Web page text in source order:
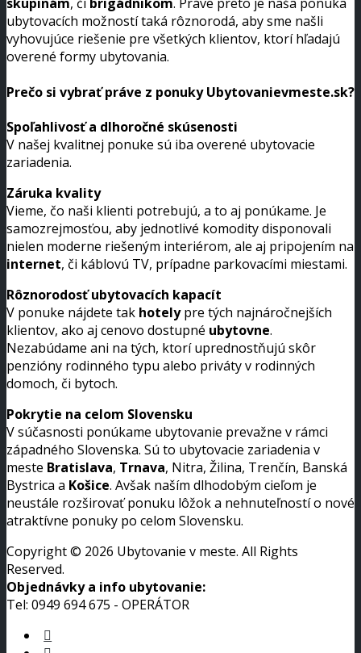
ubytovacích možností taká rôznorodá, aby sme našli
vyhovujúce riešenie pre všetkých klientov, ktorí hľadajú
overené formy ubytovania.
Prečo si vybrať práve z ponuky Ubytovanievmeste.sk?
Spoľahlivosť a dlhoročné skúsenosti
V našej kvalitnej ponuke sú iba overené ubytovacie
zariadenia.
Záruka kvality
Vieme, čo naši klienti potrebujú, a to aj ponúkame. Je
samozrejmosťou, aby jednotlivé komodity disponovali
nielen moderne riešeným interiérom, ale aj pripojením na
internet, či káblovú TV, prípadne parkovacími miestami.
Rôznorodosť ubytovacích kapacít
V ponuke nájdete tak hotelypre tých najnáročnejších
klientov, ako aj cenovo dostupné ubytovne.
Nezabúdame ani na tých, ktorí uprednostňujú skôr
penzióny rodinného typu alebo priváty v rodinných
domoch, či bytoch.
Pokrytie na celom Slovensku
V súčasnosti ponúkame ubytovanie prevažne v rámci
západného Slovenska. Sú to ubytovacie zariadenia v
meste Bratislava, Trnava, Nitra, Žilina, Trenčín, Banská
Bystrica a Košice. Avšak naším dlhodobým cieľom je
neustále rozširovať ponuku lôžok a nehnuteľností o nové
atraktívne ponuky po celom Slovensku.
Copyright © 2026 Ubytovanie v meste. All Rights
Reserved.
Objednávky a info ubytovanie:
Tel: 0949 694 675 - OPERÁTOR